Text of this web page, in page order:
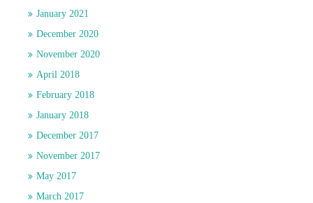
January 2021
December 2020
November 2020
April 2018
February 2018
January 2018
December 2017
November 2017
May 2017
March 2017